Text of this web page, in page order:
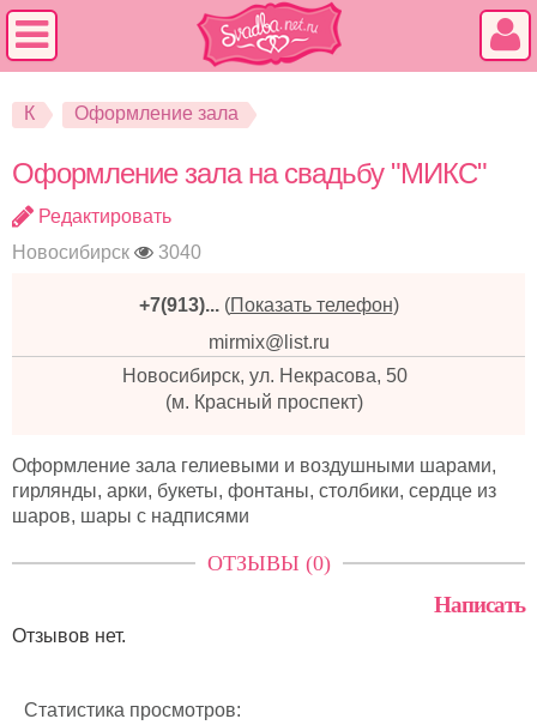
К Оформление зала
Оформление зала на свадьбу "МИКС"
Редактировать
Новосибирск
3040
+7(913)... (Показать телефон)
mirmix@list.ru
Новосибирск, ул. Некрасова, 50
(м. Красный проспект)
Оформление зала гелиевыми и воздушными шарами,
гирлянды, арки, букеты, фонтаны, столбики, сердце из
шаров, шары с надписями
ОТЗЫВЫ (0)
Написать
Отзывов нет.
Статистика просмотров: